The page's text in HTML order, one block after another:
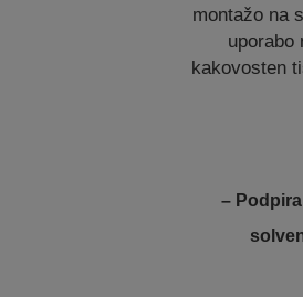
montažo na
uporabo
kakovosten
–